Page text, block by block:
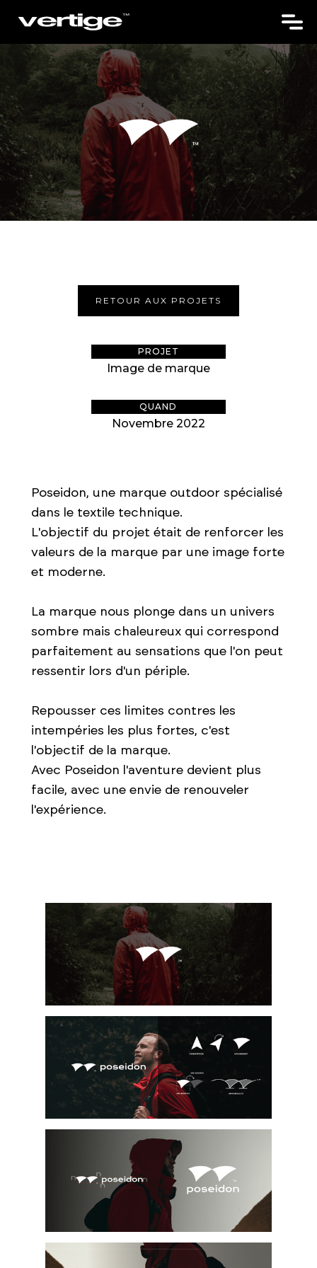
RETOUR AUX PROJETS
PROJET
Image de marque
QUAND
Novembre 2022
Poseidon, une marque outdoor spécialisé
dans le textile technique.
L'objectif du projet était de renforcer les
valeurs de la marque par une image forte
et moderne.
La marque nous plonge dans un univers
sombre mais chaleureux qui correspond
parfaitement au sensations que l'on peut
ressentir lors d'un périple.
Repousser ces limites contres les
intempéries les plus fortes, c'est
l'objectif de la marque.
Avec Poseidon l'aventure devient plus
facile, avec une envie de renouveler
l'expérience.